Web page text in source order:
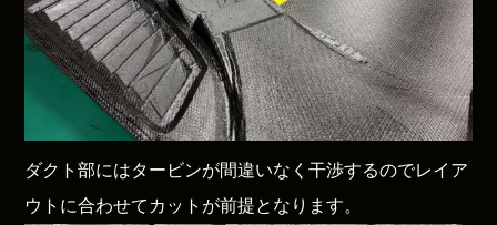
ダクト部にはタービンが間違いなく干渉するのでレイア
ウトに合わせてカットが前提となります。